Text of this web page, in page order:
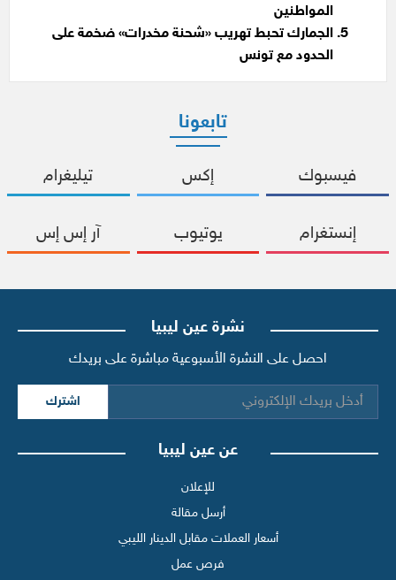
المواطنين
الجمارك تحبط تهريب «شحنة مخدرات» ضخمة على
الحدود مع تونس
تابعونا
فيسبوك إكس تيليغرام
إنستغرام يوتيوب آر إس إس
نشرة عين ليبيا
احصل على النشرة الأسبوعية مباشرة على بريدك
اشترك
عن عين ليبيا
للإعلان
أرسل مقالة
أسعار العملات مقابل الدينار الليبي
فرص عمل